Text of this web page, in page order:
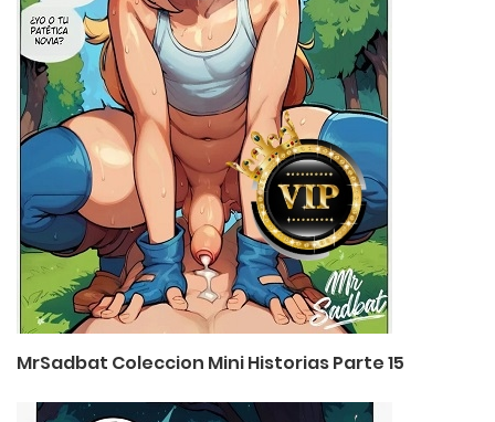
MrSadbat Coleccion Mini Historias Parte 15